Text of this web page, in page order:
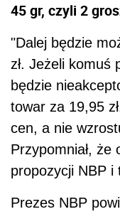
45 gr, czyli 2
"Dalej będzie
zł. Jeżeli komuś
będzie
towar za 19,95
cen, a nie
Przypomniał, że
propozycji NBP i
Prezes NBP